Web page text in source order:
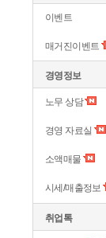
이벤트
매거진이벤트
경영정보
노무 상담
경영 자료실
소액매물
시세/매출정보
취업톡